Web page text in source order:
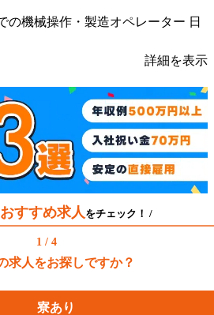
の機械操作・製造オペレーター 日
詳細を表示
おすすめ求人 をチェック！ /
1 / 4
求人をお探しですか？
寮あり